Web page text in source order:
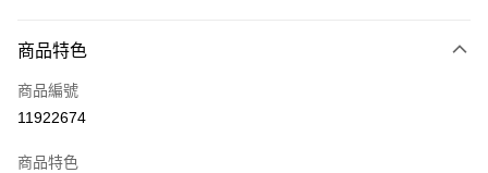
信用卡一次付款
Apple Pay
商品特色
商品編號
11922674
商品特色